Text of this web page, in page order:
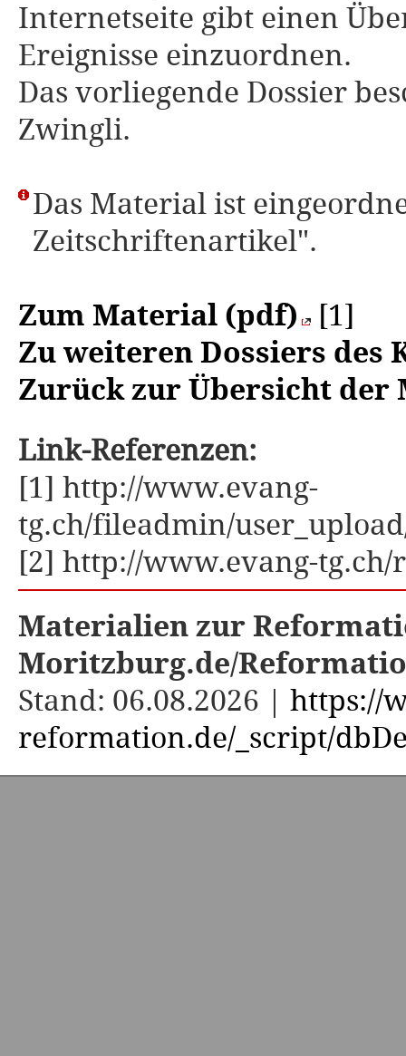
Internetseite gibt einen
Ereignisse einzuordnen.
Das vorliegende Dossier
Zwingli.
Das Material ist
Zeitschriftenartikel".
Zum Material (pdf)
[1]
Zu weiteren Dossiers des
Zurück zur Übersicht der
Link-Referenzen:
[1] http://www.evang-
tg.ch/fileadmin/
[2] http://www.evang-
Materialien zur
Moritzburg.de/
Stand: 06.08.2026 | https://
reformation.de/_script/